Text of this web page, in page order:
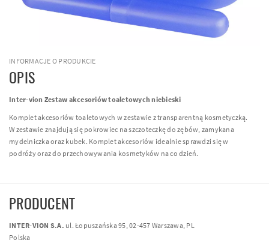
INFORMACJE O PRODUKCIE
OPIS
Inter-vion Zestaw akcesoriów toaletowych niebieski
Komplet akcesoriów toaletowych w zestawie z transparentną kosmetyczką.
W zestawie znajdują się pokrowiec na szczoteczkę do zębów, zamykana
mydelniczka oraz kubek. Komplet akcesoriów idealnie sprawdzi się w
podróży oraz do przechowywania kosmetyków na co dzień.
PRODUCENT
INTER-VION S.A. ul. Łopuszańska 95, 02-457 Warszawa, PL
Polska